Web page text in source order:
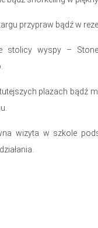
przypraw bądź w
stolicy wyspy –
plażach bądź
wizyta w szkole